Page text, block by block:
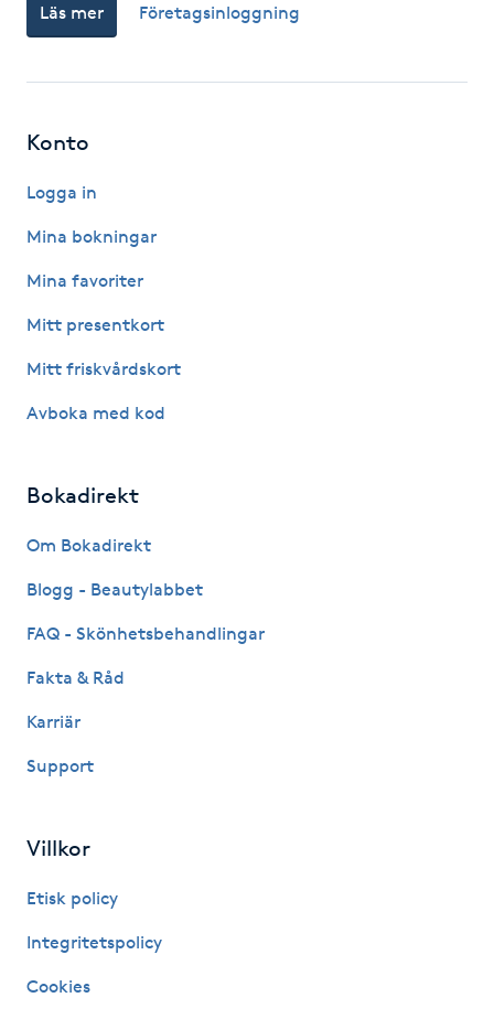
Gruppträning
Gua Sha-massage
Headspa
Healing
HIFU
Hot Stone Massage
Hot yoga
Huduppstramning
Hyaluronsyra
Hyperhidros
Läs mer Företagsinloggning
Konto
Logga in
Mina bokningar
Mina favoriter
Mitt presentkort
Mitt friskvårdskort
Avboka med kod
Bokadirekt
Om Bokadirekt
Blogg - Beautylabbet
FAQ - Skönhetsbehandlingar
Fakta & Råd
Karriär
Support
Villkor
Etisk policy
Integritetspolicy
Cookies